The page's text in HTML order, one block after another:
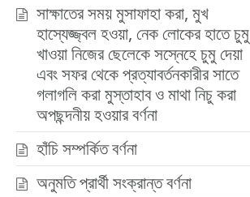
সাক্ষাতের সময় মুসাফাহা করা, মুখ
হাস্যেজ্জ্বল হওয়া, নেক লোকের হাতে চুমু
খাওয়া নিজের ছেলেকে সস্নেহে চুমু দেয়া
এবং সফর থেকে প্রত্যাবর্তনকারীর সাতে
গলাগলি করা মুস্তাহাব ও মাথা নিচু করা
অপছন্দনীয় হওয়ার বর্ণনা
হাঁচি সম্পর্কিত বর্ণনা
অনুমতি প্রার্থী সংক্রান্ত বর্ণনা